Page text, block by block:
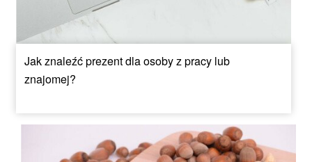
Jak znaleźć prezent dla osoby z pracy lub
znajomej?